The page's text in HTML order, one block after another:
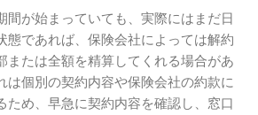
間が始まっていても、実際にはまだ日
態であれば、保険会社によっては解約
または全額を精算してくれる場合があ
は個別の契約内容や保険会社の約款に
ため、早急に契約内容を確認し、窓口